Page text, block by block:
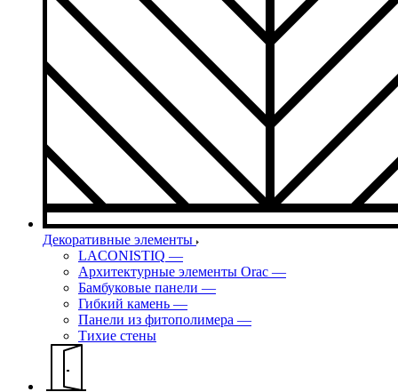
Декоративные элементы
LACONISTIQ —
Архитектурные элементы Orac —
Бамбуковые панели —
Гибкий камень —
Панели из фитополимера —
Тихие стены